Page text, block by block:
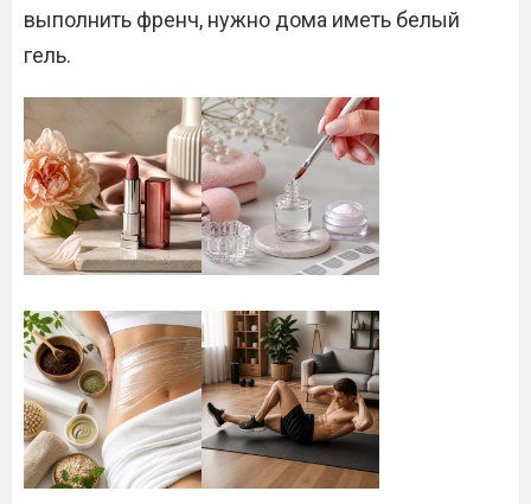
выполнить френч, нужно дома иметь белый
гель.